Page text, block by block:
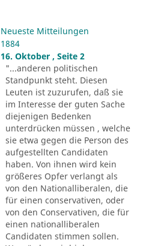
Neueste Mitteilungen
1884
16. Oktober , Seite 2
"...anderen politischen
Standpunkt steht. Diesen
Leuten ist zuzurufen, daß sie
im Interesse der guten Sache
diejenigen Bedenken
unterdrücken müssen , welche
sie etwa gegen die Person des
aufgestellten Candidaten
haben. Von ihnen wird kein
größeres Opfer verlangt als
von den Nationalliberalen, die
für einen conservativen, oder
von den Conservativen, die für
einen nationalliberalen
Candidaten stimmen sollen.